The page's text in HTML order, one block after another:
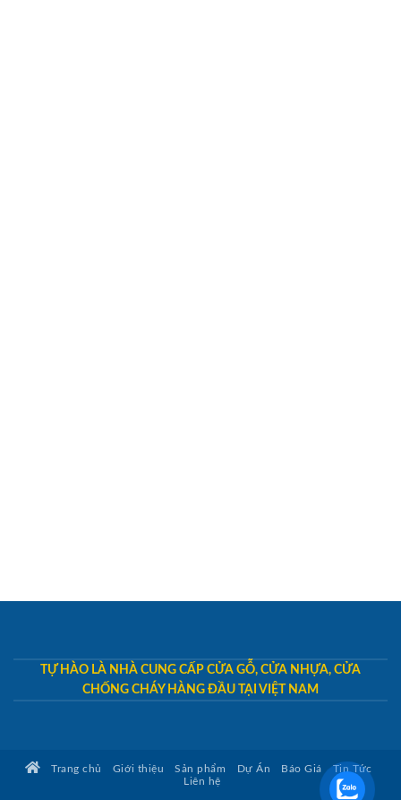
TỰ HÀO LÀ NHÀ CUNG CẤP CỬA GỖ, CỬA NHỰA, CỬA
CHỐNG CHÁY HÀNG ĐẦU TẠI VIỆT NAM
Trang chủ Giới thiệu Sản phẩm Dự Án Báo Giá
Tin Tức
Liên hệ